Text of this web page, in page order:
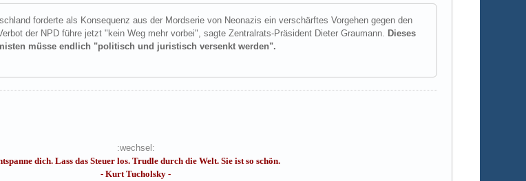
forderte als Konsequenz aus der Mordserie von Neonazis ein verschärftes Vorgehen gegen den
der NPD führe jetzt "kein Weg mehr vorbei", sagte Zentralrats-Präsident Dieter Graumann. Dieses
müsse endlich "politisch und juristisch versenkt werden".
:wechsel:
dich. Lass das Steuer los. Trudle durch die Welt. Sie ist so schön.
- Kurt Tucholsky -